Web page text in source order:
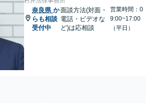
奈良県 か
らも相談
受付中
面談方法(対面・
電話・ビデオな
ど)は応相談
営業時間：0
9:00~17:00
（平日）